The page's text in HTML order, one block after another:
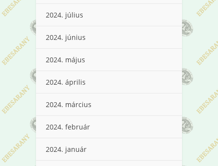
2024. július
2024. június
2024. május
2024. április
2024. március
2024. február
2024. január